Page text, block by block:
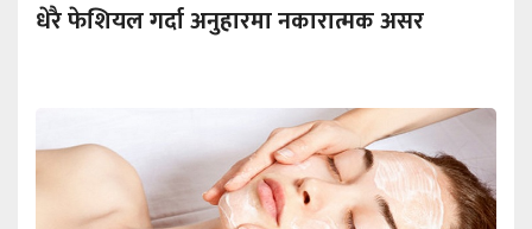
धेरै फेशियल गर्दा अनुहारमा नकारात्मक असर